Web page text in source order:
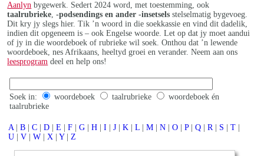
Aanlyn bygewerk. Sedert 2024 word, met toestemming, ook
taalrubrieke ,-podsendings en ander -insetsels stelselmatig bygevoeg.
Dit kry jy slegs hier. Tik ’n woord in die soekkassie en vind dit dadelik,
indien dit opgeneem is – ook Engelse woorde. Let op dat jy moet aandui
of jy in die woordeboek of rubrieke wil soek. Onthou dat ’n lewende
woordeboek, nes Afrikaans, heeltyd groei en verander. Neem aan ons
leesprogram deel en help ons!
Soek in: woordeboek taalrubrieke
woordeboek én
taalrubrieke
A | B | C | D | E | F | G | H | I | J | K | L | M | N | O | P | Q | R | S | T |
U | V | W | X | Y | Z